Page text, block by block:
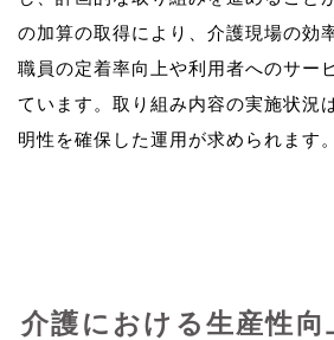
の加算の取得により、介護現場の効
職員の定着率向上や利用者へのサー
ています。取り組み内容の実施状況
介護における生産性向